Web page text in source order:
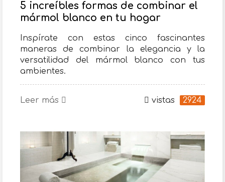
5 increíbles formas de combinar el
mármol blanco en tu hogar
Inspírate con estas cinco fascinantes
maneras de combinar la elegancia y la
versatilidad del mármol blanco con tus
ambientes.
Leer más vistas 2924